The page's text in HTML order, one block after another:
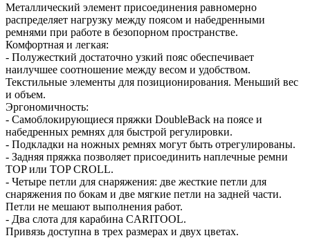
Металлический элемент присоединения равномерно
распределяет нагрузку между поясом и набедренными
ремнями при работе в безопорном пространстве.
Комфортная и легкая:
- Полужесткий достаточно узкий пояс обеспечивает
наилучшее соотношение между весом и удобством.
Текстильные элементы для позиционирования. Меньший вес
и объем.
Эргономичность:
- Самоблокирующиеся пряжки DoubleBack на поясе и
набедренных ремнях для быстрой регулировки.
- Подкладки на ножных ремнях могут быть отрегулированы.
- Задняя пряжка позволяет присоединить наплечные ремни
TOP или TOP CROLL.
- Четыре петли для снаряжения: две жесткие петли для
снаряжения по бокам и две мягкие петли на задней части.
Петли не мешают выполнения работ.
- Два слота для карабина CARITOOL.
Привязь доступна в трех размерах и двух цветах.